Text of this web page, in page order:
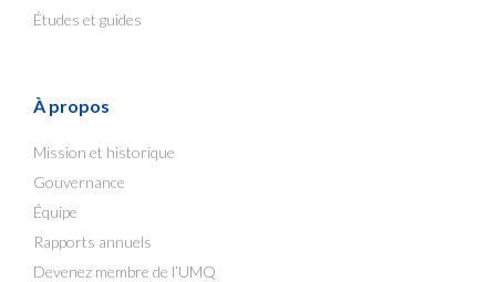
Études et guides
À propos
Mission et historique
Gouvernance
Équipe
Rapports annuels
Devenez membre de l’UMQ